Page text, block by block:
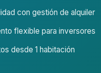
con gestión de alquiler
flexible para inversores
desde 1 habitación